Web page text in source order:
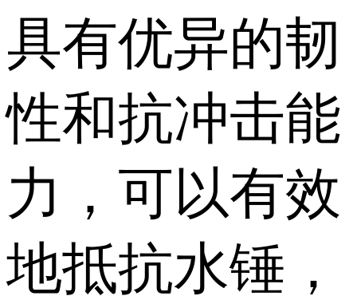
具有优异的韧
性和抗冲击能
力，可以有效
地抵抗水锤，